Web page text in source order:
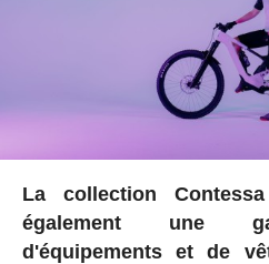
La collection
également une
d'équipements et de